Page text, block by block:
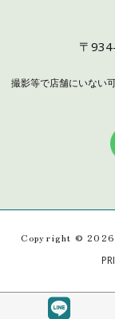
〒
撮影等で店舗にいない
Copyright ©